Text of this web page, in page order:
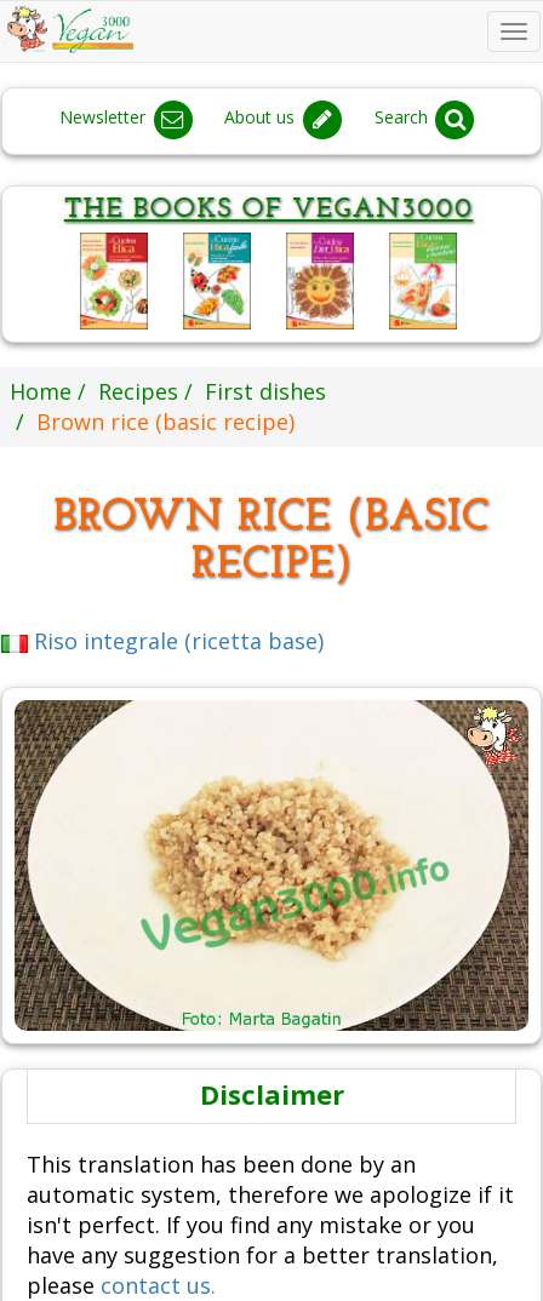
Newsletter About us Search
Home Recipes
First dishes
Brown rice (basic recipe)
BROWN RICE (BASIC
RECIPE)
Riso integrale (ricetta base)
Disclaimer
This translation has been done by an
automatic system, therefore we apologize if it
isn't perfect. If you find any mistake or you
have any suggestion for a better translation,
please contact us.